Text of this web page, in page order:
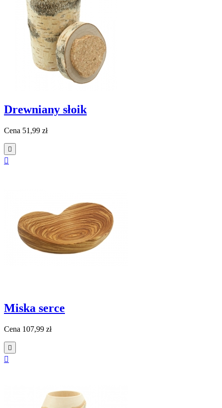
Drewniany słoik
Cena 51,99 zł


Miska serce
Cena 107,99 zł

